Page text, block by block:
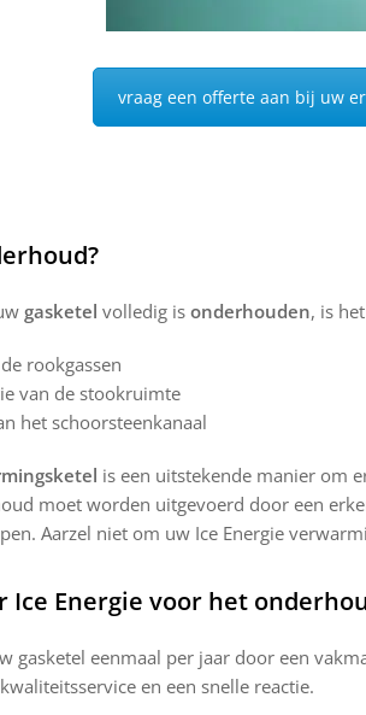
vraag een offerte aan bij uw
gasketel volledig is onderhouden, is
rookgassen
van de stookruimte
het schoorsteenkanaal
is een uitstekende manier om
moet worden uitgevoerd door een
Aarzel niet om uw Ice Energie
Ice Energie voor het
gasketel eenmaal per jaar door een
en een snelle reactie.